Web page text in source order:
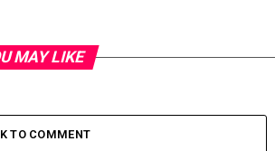
MAY LIKE
TO COMMENT